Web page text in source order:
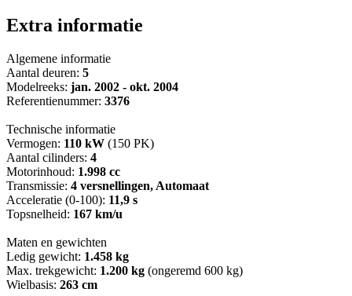
Extra informatie
Algemene informatie
Aantal deuren: 5
Modelreeks: jan. 2002 - okt. 2004
Referentienummer: 3376
Technische informatie
Vermogen: 110 kW (150 PK)
Aantal cilinders: 4
Motorinhoud: 1.998 cc
Transmissie: 4 versnellingen, Automaat
Acceleratie (0-100): 11,9 s
Topsnelheid: 167 km/u
Maten en gewichten
Ledig gewicht: 1.458 kg
Max. trekgewicht: 1.200 kg (ongeremd 600 kg)
Wielbasis: 263 cm